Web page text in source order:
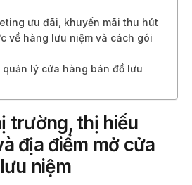
ưu đãi, khuyến mãi thu hút
về hàng lưu niệm và cách gói
quản lý cửa hàng bán đồ lưu
trường, thị hiếu
địa điểm mở cửa
niệm